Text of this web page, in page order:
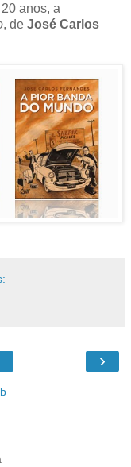
anos, a
, de José Carlos
›